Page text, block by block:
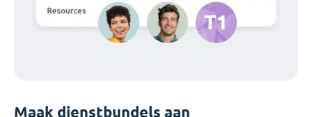
Maak dienstbundels aan